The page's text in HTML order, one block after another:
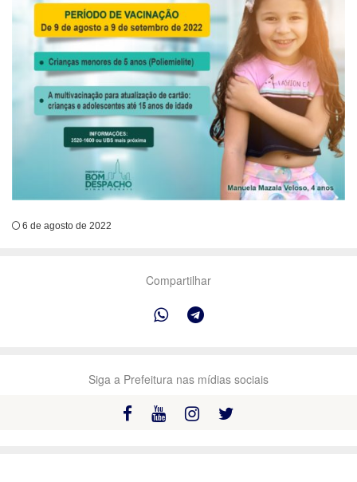
6 de agosto de 2022
Compartilhar
Siga a Prefeitura nas mídias sociais